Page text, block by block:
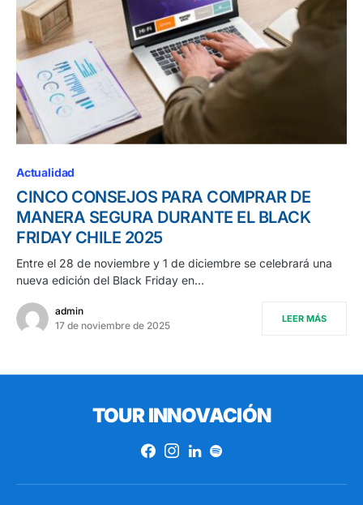
Actualidad
CINCO CONSEJOS PARA COMPRAR DE
MANERA SEGURA DURANTE EL BLACK
FRIDAY CHILE 2025
Entre el 28 de noviembre y 1 de diciembre se celebrará una
nueva edición del Black Friday en…
admin
17 de noviembre de 2025
LEER MÁS
TOUR INNOVACIÓN